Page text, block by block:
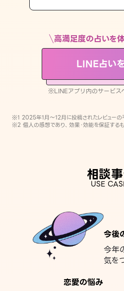
LINE占いを開く
※LINEアプリ内のサービスページへ遷移します
高満足度の占いを
LINE占い
※LINEアプリ内のサービス
※1 2025年1月〜12月に投稿されたレビューの
※2 個人の感想であり、効果・効能を保証する
相談
USE
今後
今年
気を
恋愛の悩み